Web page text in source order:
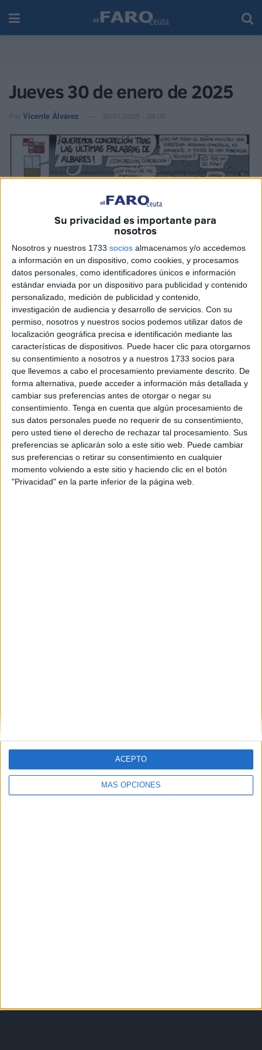
Su privacidad es importante para
nosotros
Nosotros y nuestros 1733 socios almacenamos y/o accedemos
a información en un dispositivo, como cookies, y procesamos
datos personales, como identificadores únicos e información
estándar enviada por un dispositivo para publicidad y contenido
personalizado, medición de publicidad y contenido,
investigación de audiencia y desarrollo de servicios. Con su
permiso, nosotros y nuestros socios podemos utilizar datos de
localización geográfica precisa e identificación mediante las
características de dispositivos. Puede hacer clic para otorgarnos
su consentimiento a nosotros y a nuestros 1733 socios para
que llevemos a cabo el procesamiento previamente descrito. De
forma alternativa, puede acceder a información más detallada y
cambiar sus preferencias antes de otorgar o negar su
consentimiento. Tenga en cuenta que algún procesamiento de
sus datos personales puede no requerir de su consentimiento,
pero usted tiene el derecho de rechazar tal procesamiento. Sus
preferencias se aplicarán solo a este sitio web. Puede cambiar
sus preferencias o retirar su consentimiento en cualquier
momento volviendo a este sitio y haciendo clic en el botón
"Privacidad" en la parte inferior de la página web.
MÁS OPCIONES
ACEPTO
Jueves 30 de enero de 2025
Por Vicente Álvarez 30/01/2025 - 04:05
RelatedPosts
¿Has renovado tu inscripción en el
padrón cada dos años? Comprueba si ha
caducado
HACE 26 MINUTOS
El inmigrante que llegó en parapente a
Benzú en pleno blindaje de la frontera
con Marruecos
HACE 48 MINUTOS
Carta abierta a nuestro delegado del
Gobierno
HACE 1 HORA
Hasta 7.000 euros por pase de